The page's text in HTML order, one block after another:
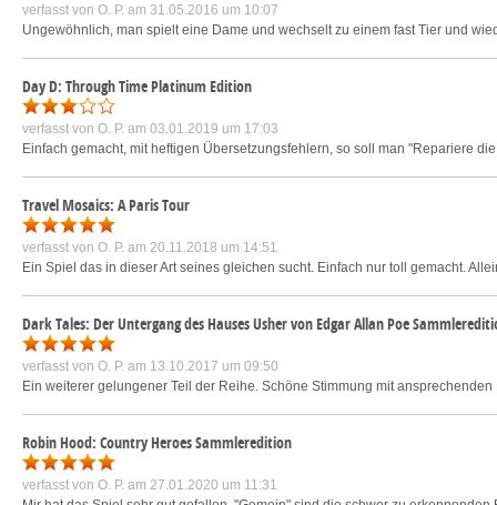
verfasst von O. P. am 31.05.2016 um 10:07
Ungewöhnlich, man spielt eine Dame und wechselt zu einem fast Tier und
Day D: Through Time Platinum Edition
verfasst von O. P. am 03.01.2019 um 17:03
Einfach gemacht, mit heftigen Übersetzungsfehlern, so soll man "Repariere
Travel Mosaics: A Paris Tour
verfasst von O. P. am 20.11.2018 um 14:51
Ein Spiel das in dieser Art seines gleichen sucht. Einfach nur toll gemacht.
Dark Tales: Der Untergang des Hauses Usher von Edgar Allan Poe
verfasst von O. P. am 13.10.2017 um 09:50
Ein weiterer gelungener Teil der Reihe. Schöne Stimmung mit
Robin Hood: Country Heroes Sammleredition
verfasst von O. P. am 27.01.2020 um 11:31